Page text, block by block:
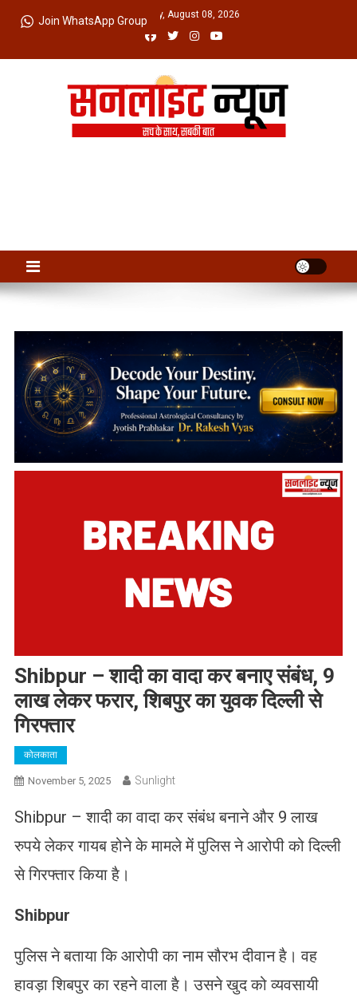
Saturday, August 08, 2026
Shibpur – शादी का वादा कर बनाए संबंध, 9
लाख लेकर फरार, शिबपुर का युवक दिल्ली से
गिरफ्तार
कोलकाता
November 5, 2025 Sunlight
Shibpur – शादी का वादा कर संबंध बनाने और 9 लाख
रुपये लेकर गायब होने के मामले में पुलिस ने आरोपी को दिल्ली
से गिरफ्तार किया है।
Shibpur
पुलिस ने बताया कि आरोपी का नाम सौरभ दीवान है। वह
हावड़ा शिबपुर का रहने वाला है। उसने खुद को व्यवसायी
Join WhatsApp Group